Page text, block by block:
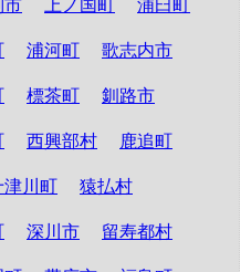
市 上ノ国町 浦臼町
浦河町 歌志内市
標茶町 釧路市
西興部村 鹿追町
津川町 猿払村
深川市 留寿都村